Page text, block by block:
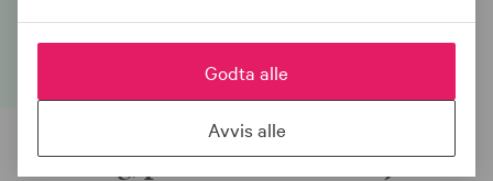
Offentlig, privat – hva er forskjellen?
Godta alle
Avvis alle